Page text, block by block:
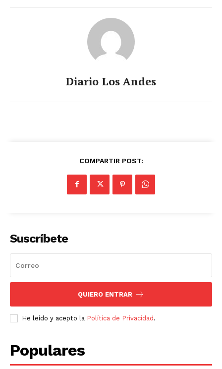
Diario Los Andes
COMPARTIR POST:
Suscríbete
QUIERO ENTRAR
He leído y acepto la Política de Privacidad.
Populares